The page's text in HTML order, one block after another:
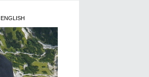
ENGLISH